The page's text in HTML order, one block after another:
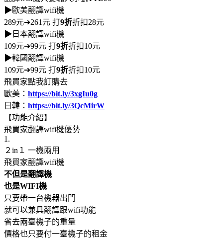
▶歐美翻譯wifi機
289元➔261元 打9折折扣28元
▶ 日本翻譯wifi機
109元➔99元 打9折折扣10元
▶韓國翻譯wifi機
109元➔99元 打9折折扣10元
飛買家點我訂購去
歐美： https://bit.ly/3xgIu0g
日韓： https://bit.ly/3QcMirW
【功能介紹】
飛買家翻譯wifi機優勢
1.
２in１ 一機兩用
飛買家翻譯wifi機
不但是翻譯機
也是WIFI機
只要帶一台機器出門
就可以兼具翻譯跟wifi功能
省去兩臺機子的重量
價格也只要付一臺機子的租金